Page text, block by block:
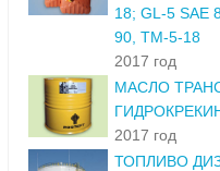
18; GL-5 SAE
90, ТМ-5-18
2017 год
МАСЛО
2017 год
ТОПЛИВО